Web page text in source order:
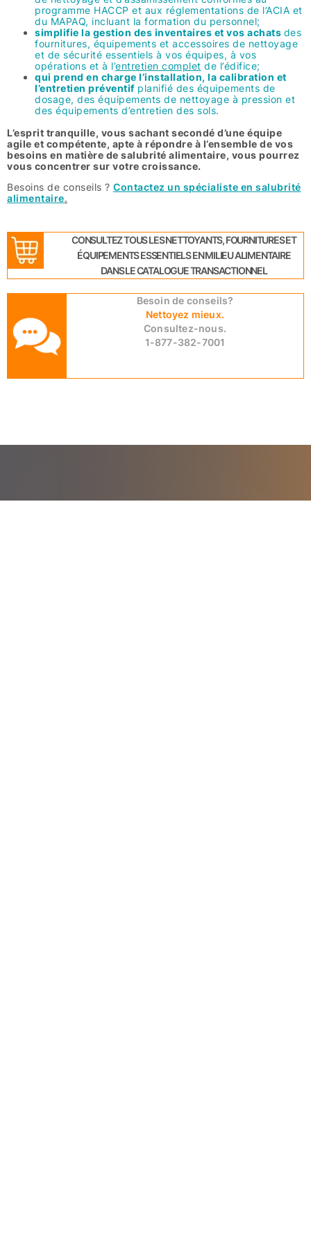
Besoin de conseils?
Nettoyez mieux.
Consultez-nous.
1-877-382-7001
programme HACCP et aux réglementations de l’ACIA et
du MAPAQ, incluant la formation du personnel;
simplifie la gestion des inventaires et vos achats des
fournitures, équipements et accessoires de nettoyage
et de sécurité essentiels à vos équipes, à vos
opérations et à l’entretien complet de l’édifice;
qui prend en charge l’installation, la calibration et
l’entretien préventifplanifié des équipements de
dosage, des équipements de nettoyage à pression et
des équipements d’entretien des sols.
L’esprit tranquille, vous sachant secondé d’une équipe
agile et compétente, apte à répondre à l’ensemble de vos
besoins en matière de salubrité alimentaire, vous pourrez
vous concentrer sur votre croissance.
Besoins de conseils ? Contactez un spécialiste en salubrité
alimentaire.
CONSULTEZ TOUS LES NETTOYANTS, FOURNITURES ET
ÉQUIPEMENTS ESSENTIELS EN MILIEU ALIMENTAIRE
DANS LE CATALOGUE TRANSACTIONNEL